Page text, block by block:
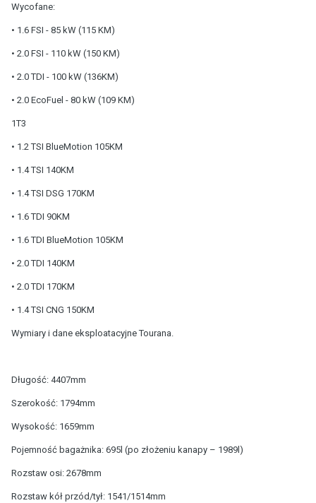
Wycofane:
• 1.6 FSI - 85 kW (115 KM)
• 2.0 FSI - 110 kW (150 KM)
• 2.0 TDI - 100 kW (136KM)
• 2.0 EcoFuel - 80 kW (109 KM)
1T3
• 1.2 TSI BlueMotion 105KM
• 1.4 TSI 140KM
• 1.4 TSI DSG 170KM
• 1.6 TDI 90KM
• 1.6 TDI BlueMotion 105KM
• 2.0 TDI 140KM
• 2.0 TDI 170KM
• 1.4 TSI CNG 150KM
Wymiary i dane eksploatacyjne Tourana.
Długość: 4407mm
Szerokość: 1794mm
Wysokość: 1659mm
Pojemność bagażnika: 695l (po złożeniu kanapy – 1989l)
Rozstaw osi: 2678mm
Rozstaw kół przód/tył: 1541/1514mm